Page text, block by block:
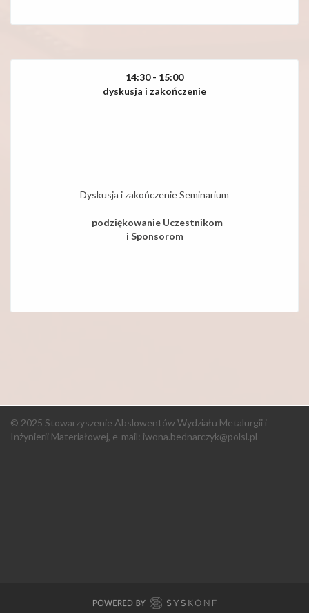
14:30 - 15:00
dyskusja i zakończenie
Dyskusja i zakończenie Seminarium
- podziękowanie Uczestnikom
i Sponsorom
© 2025 Stowarzyszenie Abslowentów Wydziału Metalurgii i
Inżynierii Materiałowej, e-mail: iwona.bednarczyk@polsl.pl